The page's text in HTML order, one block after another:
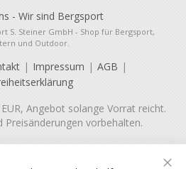
S. Steiner GmbH - Shop für Bergsport,
und Outdoor.
Impressum
AGB
Angebot solange Vorrat reicht.
Preisänderungen vorbehalten.